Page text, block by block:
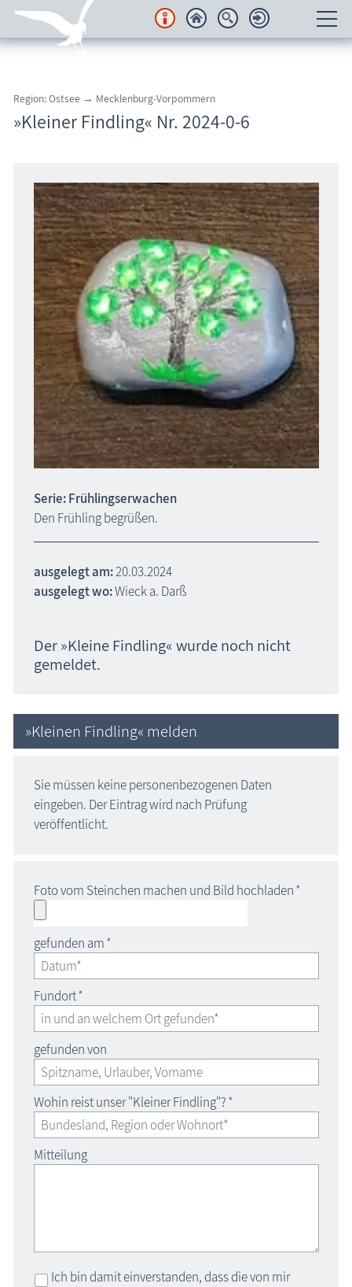
Regionales
Karten
Freizeit
Wissenswertes
Veranstaltungen
Blog
Region: Ostsee → Mecklenburg-Vorpommern
»Kleiner Findling« Nr. 2024-0-6
Serie: Frühlingserwachen
Den Frühling begrüßen.
ausgelegt am:20.03.2024
ausgelegt wo:Wieck a. Darß
Der »Kleine Findling« wurde noch nicht
gemeldet.
»Kleinen Findling« melden
Sie müssen keine personenbezogenen Daten
eingeben. Der Eintrag wird nach Prüfung
veröffentlicht.
Foto vom Steinchen machen und Bild hochladen*
gefunden am*
Fundort*
gefunden von
Wohin reist unser "Kleiner Findling"?*
Mitteilung
Ich bin damit einverstanden, dass die von mir